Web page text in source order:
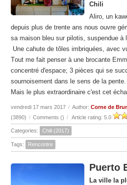
Chili
Aliro, un
depuis plus de trente ans nous ouvre
sa maison bleu sur pilotis, suspendue à
Une cahute de tôles imbriquées, avec
Tout me fait penser à une brocante
concentré d'espace; 3 pièces qui se
sournoisement dans le sens de la pente.
Mais le plus extraordinaire c'est cet
vendredi 17 mars 2017 / Author:Corne de
(3890) / Comments () / Article rating: 5.0
Categories: Chili (2017)
Tags: Rencontre
Puerto
La ville la